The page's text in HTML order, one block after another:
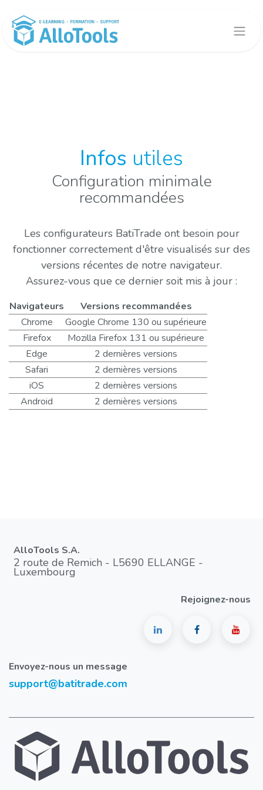
Infos utiles
Configuration minimale
recommandées
Les configurateurs BatiTrade ont besoin pour
fonctionner correctement d'être visualisés sur des
versions récentes de notre navigateur.
Assurez-vous que ce dernier soit mis à jour :
Navigateurs
Versions recommandées
Chrome
Google Chrome 130 ou supérieure
Firefox
Mozilla Firefox 131 ou supérieure
Edge
2 dernières versions
Safari
2 dernières versions
iOS
2 dernières versions
Android
2 dernières versions
AlloTools S.A.
2 route de Remich - L5690 ELLANGE -
Luxembourg
Rejoignez-nous
Envoyez-nous un message
support@batitrade.com